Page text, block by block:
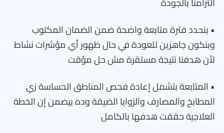
• بنحدد فترة متابعة واضحة ضمن الضمان المكتوب
وبنكون جاهزين للعودة في حال ظهور أي مؤشرات نشاط
لأن هدفنا نتيجة مستقرة مش حل مؤقت
• المتابعة بتشمل إعادة فحص المناطق الحساسة زي
المطابخ والمصارف والزوايا الضيقة وده بيضمن إن الخطة
العلاجية حققت هدفها بالكامل